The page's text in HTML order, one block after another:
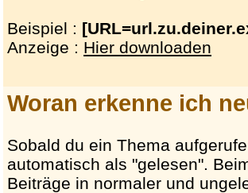
Beispiel :
Anzeige : Hier downloaden
Woran erkenne ich
Sobald du ein Thema
automatisch als "gelesen".
Beiträge in normaler und